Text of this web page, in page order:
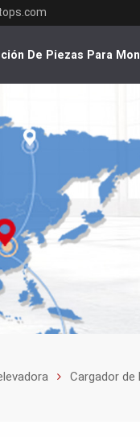
De Piezas Para
Cargador